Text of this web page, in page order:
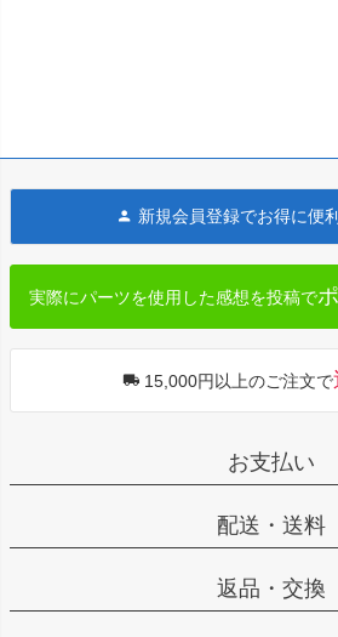
新規会員登録でお得に便
実際にパーツを使用した感想を投稿で
15,000円以上のご注文で
お支払い
配送・送料
返品・交換